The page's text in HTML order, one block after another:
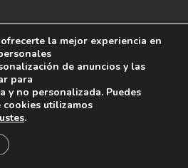
forma gratuita toda la
para el profesional del
la mejor experiencia en
de anuncios y las
para
y no personalizada. Puedes
cookies utilizamos
.